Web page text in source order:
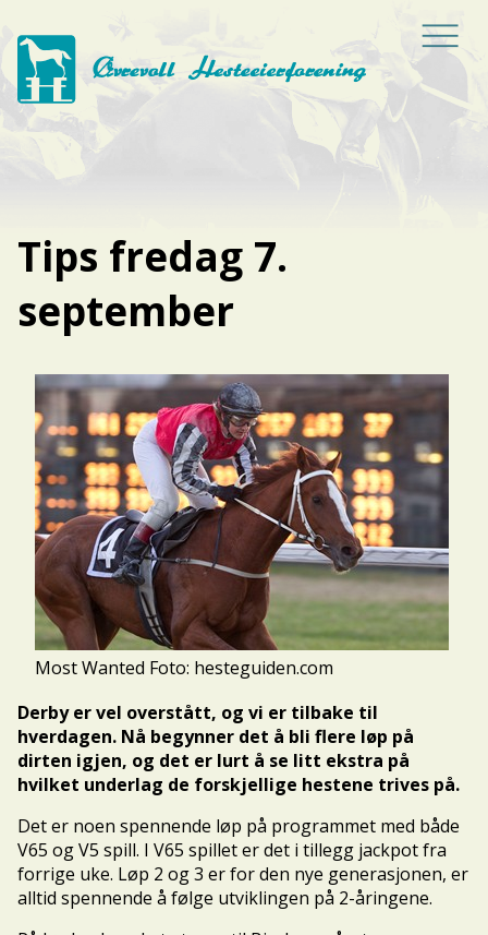
Tips fredag 7.
september
Most Wanted Foto: hesteguiden.com
Derby er vel overstått, og vi er tilbake til
hverdagen. Nå begynner det å bli flere løp på
dirten igjen, og det er lurt å se litt ekstra på
hvilket underlag de forskjellige hestene trives på.
Det er noen spennende løp på programmet med både
V65 og V5 spill. I V65 spillet er det i tillegg jackpot fra
forrige uke. Løp 2 og 3 er for den nye generasjonen, er
alltid spennende å følge utviklingen på 2-åringene.